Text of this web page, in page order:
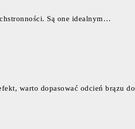
Są one idealnym…
warto dopasować odcień brązu